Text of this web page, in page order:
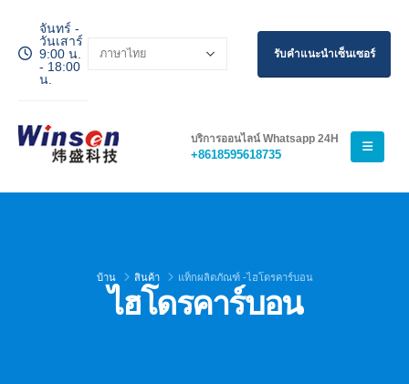
จันทร์ -
วันเสาร์
9:00 น.
- 18:00
น.
รับคำแนะนำเซ็นเซอร์
บริการออนไลน์ Whatsapp 24H
+8618595618735
บ้าน สินค้า แท็กผลิตภัณฑ์ -ไฮโดรคาร์บอน
ไฮโดรคาร์บอน